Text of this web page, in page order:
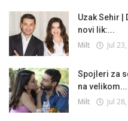
Uzak Sehir |
novi lik:...
Milt Jul
Spojleri za
na velikom...
Milt Jul